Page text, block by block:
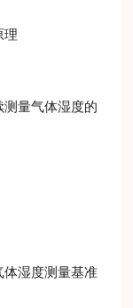
理
量气体湿度的
体湿度测量基准